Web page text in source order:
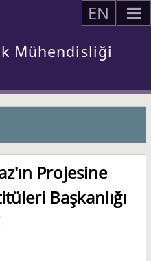
EN
Mühendisliği
Projesine
Başkanlığı